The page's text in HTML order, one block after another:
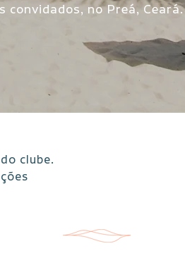
convidados, no Preá, Ceará.
clube.